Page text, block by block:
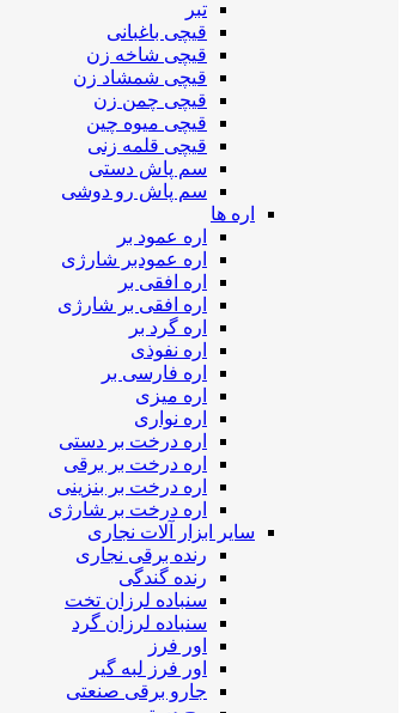
تبر
قیچی باغبانی
قیچی شاخه زن
قیچی شمشاد زن
قیچی چمن زن
قیچی میوه چین
قیچی قلمه زنی
سم پاش دستی
سم پاش رو دوشی
اره ها
اره عمود بر
اره عمودبر شارژی
اره افقی بر
اره افقی بر شارژی
اره گرد بر
اره نفوذی
اره فارسی بر
اره میزی
اره نواری
اره درخت بر دستی
اره درخت بر برقی
اره درخت بر بنزینی
اره درخت بر شارژی
سایر ابزار آلات نجاری
رنده برقی نجاری
رنده گندگی
سنباده لرزان تخت
سنباده لرزان گرد
اور فرز
اور فرز لبه گیر
جارو برقی صنعتی